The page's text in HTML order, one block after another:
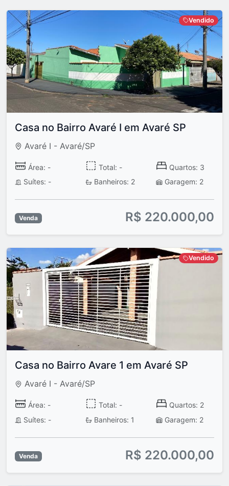
Vendido
Casa no Bairro Avaré I em Avaré SP
Avaré I - Avaré/SP
Área: - Total: -
Quartos: 3
Suítes: -
Banheiros: 2 Garagem: 2
Venda R$ 220.000,00
Vendido
Casa no Bairro Avare 1 em Avaré SP
Avaré I - Avaré/SP
Área: - Total: -
Quartos: 2
Suítes: -
Banheiros: 1 Garagem: 2
Venda R$ 220.000,00